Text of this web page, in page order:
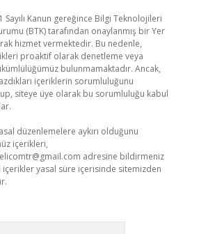
Sayılı Kanun gereğince Bilgi Teknolojileri
(BTK) tarafından onaylanmış bir Yer
hizmet vermektedir. Bu nedenle,
proaktif olarak denetleme veya
bulunmamaktadır. Ancak,
içeriklerin sorumluluğunu
siteye üye olarak bu sorumluluğu kabul
düzenlemelere aykırı olduğunu
içerikleri,
adresine bildirmeniz
içerikler yasal süre içerisinde sitemizden